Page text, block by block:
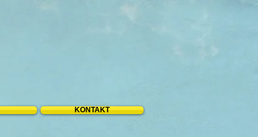
KONTAKT